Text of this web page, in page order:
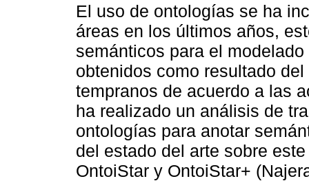
El uso de ontologías se ha
áreas en los últimos años,
semánticos para el
obtenidos como resultado
tempranos de acuerdo a las
ha realizado un análisis de
ontologías para anotar
del estado del arte sobre
OntoiStar y OntoiStar+